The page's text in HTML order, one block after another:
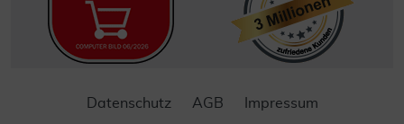
Datenschutz AGB Impressum